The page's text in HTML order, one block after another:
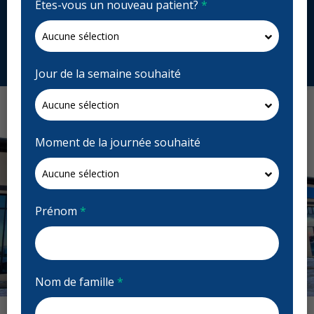
Demandez un rendez-vous
Canada
south40dental.com
Previous
Êtes-vous un nouveau patient? *
Jour de la semaine souhaité
Moment de la journée souhaité
Prénom *
Nom de famille *